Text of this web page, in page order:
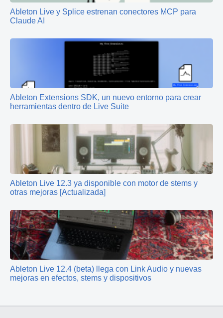
Ableton Live y Splice estrenan conectores MCP para
Claude AI
Ableton Extensions SDK, un nuevo entorno para crear
herramientas dentro de Live Suite
Ableton Live 12.3 ya disponible con motor de stems y
otras mejoras [Actualizada]
Ableton Live 12.4 (beta) llega con Link Audio y nuevas
mejoras en efectos, stems y dispositivos